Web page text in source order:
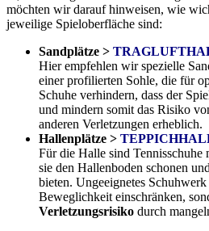
möchten wir darauf hinweisen, wie
jeweilige Spieloberfläche sind:
Sandplätze >
Hier empfehlen wir spezielle
einer profilierten Sohle, die für
Schuhe verhindern, dass der
und mindern somit das Risiko
anderen Verletzungen erheblich.
Hallenplätze >
Für die Halle sind Tennisschuhe
sie den Hallenboden schonen
bieten. Ungeeignetes
Beweglichkeit einschränken,
Verletzungsrisiko durch